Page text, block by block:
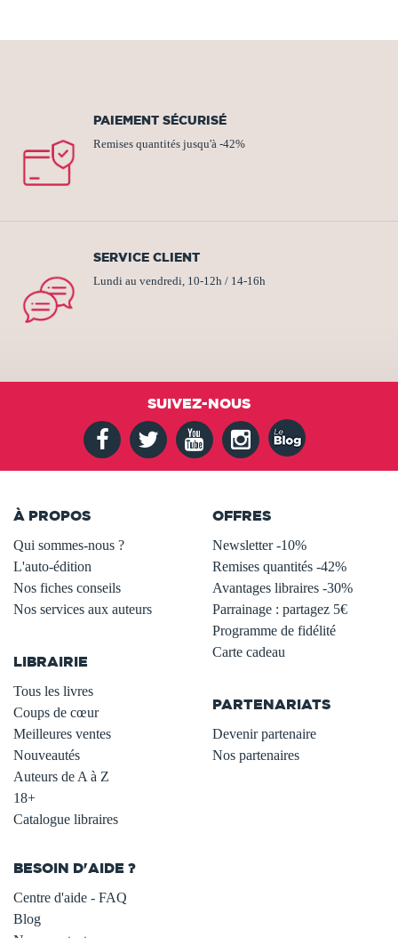
PAIEMENT SÉCURISÉ
Remises quantités jusqu'à -42%
SERVICE CLIENT
Lundi au vendredi, 10-12h / 14-16h
SUIVEZ-NOUS
À PROPOS
Qui sommes-nous ?
L'auto-édition
Nos fiches conseils
Nos services aux auteurs
LIBRAIRIE
Tous les livres
Coups de cœur
Meilleures ventes
Nouveautés
Auteurs de A à Z
18+
Catalogue libraires
OFFRES
Newsletter -10%
Remises quantités -42%
Avantages libraires -30%
Parrainage : partagez 5€
Programme de fidélité
Carte cadeau
PARTENARIATS
Devenir partenaire
Nos partenaires
BESOIN D'AIDE ?
Centre d'aide - FAQ
Blog